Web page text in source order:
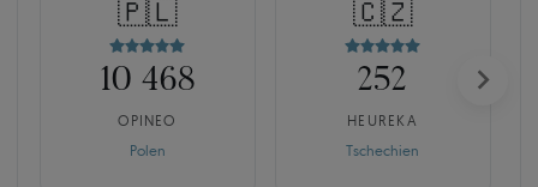
🇵🇱
10 468
OPINEO
Polen
🇨🇿
252
HEUREKA
Tschechien